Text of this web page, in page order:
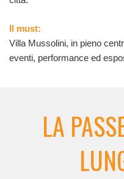
Il must:
Villa Mussolini, in pieno
eventi, performance ed
LA